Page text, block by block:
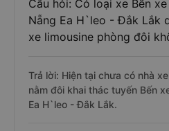
Câu hỏi: Có loại xe Bến
Nẵng Ea H`leo - Đắk Lắk
xe limousine phòng đôi
Trả lời: Hiện tại chưa có nhà
nằm đôi khai thác tuyến Bến
Ea H`leo - Đắk Lắk.